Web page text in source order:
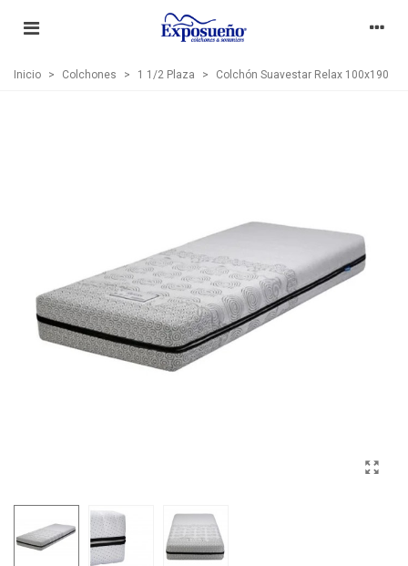
Inicio > Colchones > 1 1/2 Plaza > Colchón Suavestar Relax 100x190